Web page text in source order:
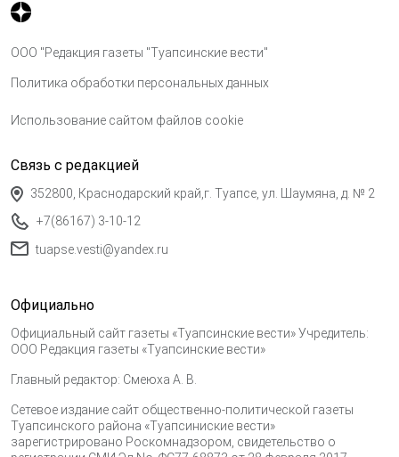
ООО "Редакция газеты "Туапсинские вести"
Политика обработки персональных данных
Использование сайтом файлов cookie
Связь с редакцией
352800, Краснодарский край,г. Туапсе, ул. Шаумяна, д. № 2
+7(86167) 3-10-12
tuapse.vesti@yandex.ru
Официально
Официальный сайт газеты «Туапсинские вести» Учредитель:
ООО Редакция газеты «Туапсинские вести»
Главный редактор: Смеюха А. В.
Сетевое издание сайт общественно-политической газеты
Туапсинского района «Туапсиниские вести»
зарегистрировано Роскомнадзором, свидетельство о